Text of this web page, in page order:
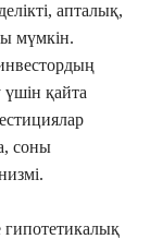
апталық,
мүмкін.
үшін қайта
соны